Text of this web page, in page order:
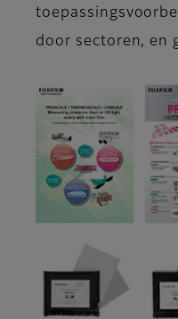
door sectoren, en